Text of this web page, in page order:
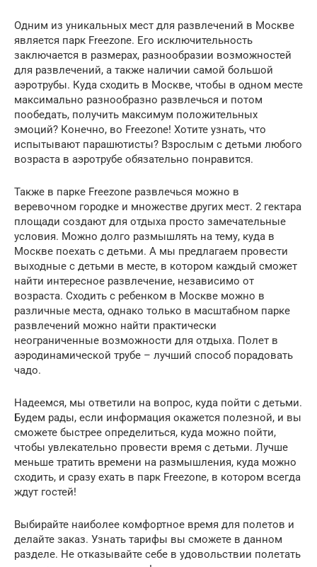
Одним из уникальных мест для развлечений в Москве
является парк Freezone. Его исключительность
заключается в размерах, разнообразии возможностей
для развлечений, а также наличии самой большой
аэротрубы. Куда сходить в Москве, чтобы в одном месте
максимально разнообразно развлечься и потом
пообедать, получить максимум положительных
эмоций? Конечно, во Freezone! Хотите узнать, что
испытывают парашютисты? Взрослым с детьми любого
возраста в аэротрубе обязательно понравится.
Также в парке Freezone развлечься можно в
веревочном городке и множестве других мест. 2 гектара
площади создают для отдыха просто замечательные
условия. Можно долго размышлять на тему, куда в
Москве поехать с детьми. А мы предлагаем провести
выходные с детьми в месте, в котором каждый сможет
найти интересное развлечение, независимо от
возраста. Сходить с ребенком в Москве можно в
различные места, однако только в масштабном парке
развлечений можно найти практически
неограниченные возможности для отдыха. Полет в
аэродинамической трубе – лучший способ порадовать
чадо.
Надеемся, мы ответили на вопрос, куда пойти с детьми.
Будем рады, если информация окажется полезной, и вы
сможете быстрее определиться, куда можно пойти,
чтобы увлекательно провести время с детьми. Лучше
меньше тратить времени на размышления, куда можно
сходить, и сразу ехать в парк Freezone, в котором всегда
ждут гостей!
Выбирайте наиболее комфортное время для полетов и
делайте заказ. Узнать тарифы вы сможете в данном
разделе. Не отказывайте себе в удовольствии полетать